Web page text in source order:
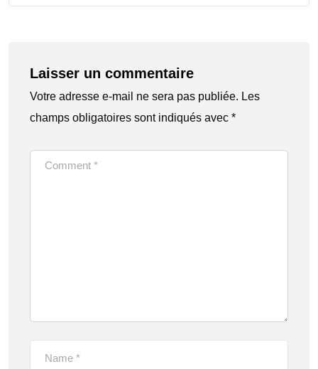
Laisser un commentaire
Votre adresse e-mail ne sera pas publiée. Les
champs obligatoires sont indiqués avec *